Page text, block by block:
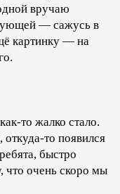
вручаю
— сажусь в
картинку — на
то жалко стало.
то появился
быстро
что очень скоро мы